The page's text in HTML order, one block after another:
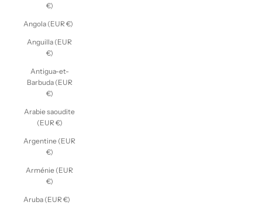
€)
Angola (EUR €)
Anguilla (EUR
€)
Antigua-et-
Barbuda (EUR
€)
Arabie saoudite
(EUR €)
Argentine (EUR
€)
Arménie (EUR
€)
Aruba (EUR €)